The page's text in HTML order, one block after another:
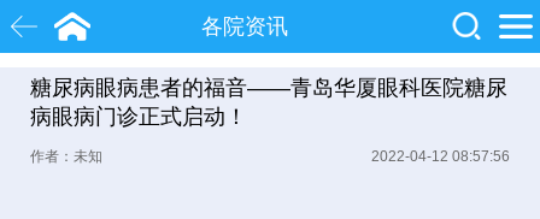
各院资讯
白内障
院士 糖尿病
糖尿病眼病患者的福音——青岛华厦眼科医院糖尿
病眼病门诊正式启动！
作者：未知 2022-04-12 08:57:56